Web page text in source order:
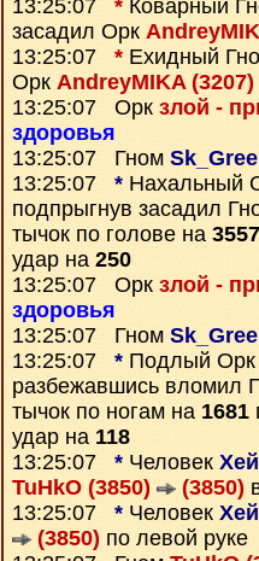
13:25:07 * Коварный
засадил Орк
13:25:07 * Ехидный
Орк AndreyMIKA (3207)
13:25:07 Орк злой -
здоровья
13:25:07 Гном
13:25:07 * Нахальный
подпрыгнув засадил
тычок по голове на 3557
удар на 250
13:25:07 Орк злой -
здоровья
13:25:07 Гном
13:25:07 * Подлый Орк
разбежавшись вломил
тычок по ногам на 1681
удар на 118
13:25:07 * Человек
TuHkO (3850)
(3850)
13:25:07 * Человек
(3850) по левой руке